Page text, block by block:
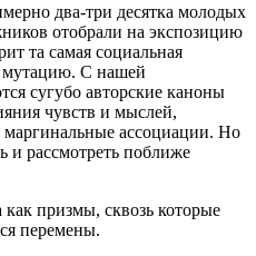
два-три десятка молодых
отобрали на экспозицию
та самая социальная
мутацию. С нашей
сугубо авторские каноны
чувств и мыслей,
ассоциации. Но
и рассмотреть поближе
призмы, сквозь которые
перемены.